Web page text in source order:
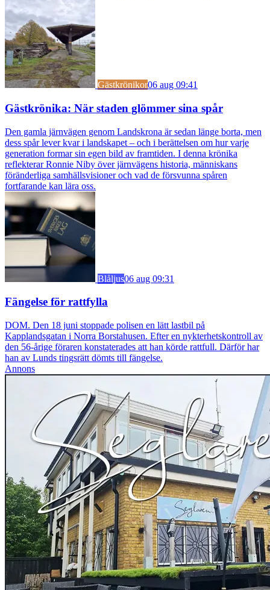
Gästkrönikor06 aug 09:41
Gästkrönika: När staden glömmer sina spår
Den gamla järnvägen genom Landskrona är sedan länge borta, men
dess spår lever kvar i landskapet – och i berättelsen om hur varje
generation formar sin egen bild av framtiden. I denna krönika
reflekterar Ronnie Niby över järnvägens historia, människans
föränderliga samhällsvisioner och vad de försvunna spåren
fortfarande kan lära oss.
Blåljus06 aug 09:31
Fängelse för rattfylla
DOM. Den 18 juni stoppade polisen en lätt lastbil på
Kapplandsgatan i Norra Borstahusen. Efter en nykterhetskontroll av
den 56-årige föraren konstaterades att han körde rattfull. Därför har
han av Lunds tingsrätt dömts till fängelse.
Annons